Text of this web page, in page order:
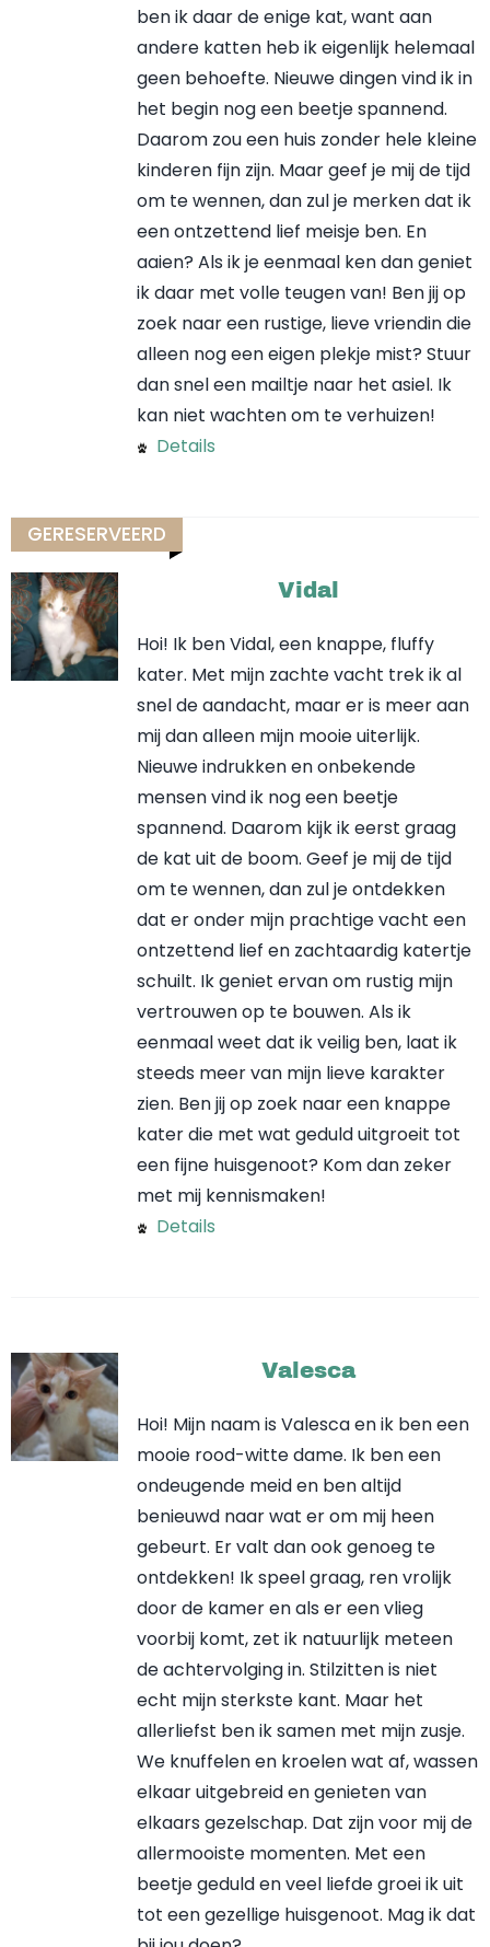
ben ik daar de enige kat, want aan
andere katten heb ik eigenlijk helemaal
geen behoefte. Nieuwe dingen vind ik in
het begin nog een beetje spannend.
Daarom zou een huis zonder hele kleine
kinderen fijn zijn. Maar geef je mij de tijd
om te wennen, dan zul je merken dat ik
een ontzettend lief meisje ben. En
aaien? Als ik je eenmaal ken dan geniet
ik daar met volle teugen van! Ben jij op
zoek naar een rustige, lieve vriendin die
alleen nog een eigen plekje mist? Stuur
dan snel een mailtje naar het asiel. Ik
kan niet wachten om te verhuizen!
Details
GERESERVEERD
Vidal
Hoi! Ik ben Vidal, een knappe, fluffy
kater. Met mijn zachte vacht trek ik al
snel de aandacht, maar er is meer aan
mij dan alleen mijn mooie uiterlijk.
Nieuwe indrukken en onbekende
mensen vind ik nog een beetje
spannend. Daarom kijk ik eerst graag
de kat uit de boom. Geef je mij de tijd
om te wennen, dan zul je ontdekken
dat er onder mijn prachtige vacht een
ontzettend lief en zachtaardig katertje
schuilt. Ik geniet ervan om rustig mijn
vertrouwen op te bouwen. Als ik
eenmaal weet dat ik veilig ben, laat ik
steeds meer van mijn lieve karakter
zien. Ben jij op zoek naar een knappe
kater die met wat geduld uitgroeit tot
een fijne huisgenoot? Kom dan zeker
met mij kennismaken!
Details
Valesca
Hoi! Mijn naam is Valesca en ik ben een
mooie rood-witte dame. Ik ben een
ondeugende meid en ben altijd
benieuwd naar wat er om mij heen
gebeurt. Er valt dan ook genoeg te
ontdekken! Ik speel graag, ren vrolijk
door de kamer en als er een vlieg
voorbij komt, zet ik natuurlijk meteen
de achtervolging in. Stilzitten is niet
echt mijn sterkste kant. Maar het
allerliefst ben ik samen met mijn zusje.
We knuffelen en kroelen wat af, wassen
elkaar uitgebreid en genieten van
elkaars gezelschap. Dat zijn voor mij de
allermooiste momenten. Met een
beetje geduld en veel liefde groei ik uit
tot een gezellige huisgenoot. Mag ik dat